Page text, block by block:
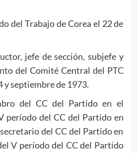
del Trabajo de Corea el 22 de
jefe de sección, subjefe y
del Comité Central del PTC
y septiembre de 1973.
del CC del Partido en el
período del CC del Partido en
del CC del Partido en
V período del CC del Partido